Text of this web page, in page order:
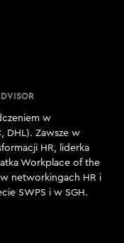
w
DHL). Zawsze w
HR, liderka
Workplace of the
networkingach HR i
SWPS i w SGH.